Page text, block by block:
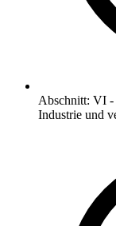
Abschnitt: VI -
Industrie und